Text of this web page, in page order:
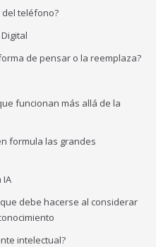
teléfono?
de pensar o la reemplaza?
funcionan más allá de la
formula las grandes
IA
debe hacerse al considerar
intelectual?